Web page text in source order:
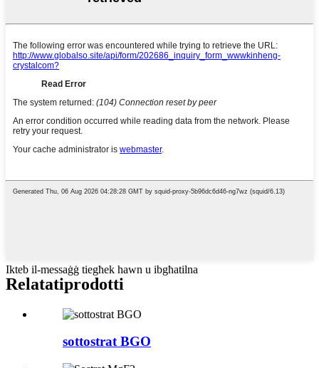
Ikteb il-messaġġ tiegħek hawn u ibgħatilna
Relatatiprodotti
sottostrat BGO